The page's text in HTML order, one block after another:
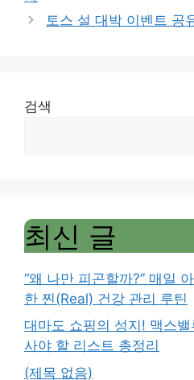
토스 설 대박 이벤트 공
검색
최신 글
“왜 나만 피곤할까?” 매일
한 찐(Real) 건강 관리 루틴
대마도 쇼핑의 성지! 맥스
사야 할 리스트 총정리
(제목 없음)